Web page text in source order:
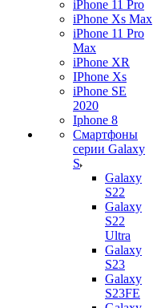
iPhone 11 Pro
iPhone Xs Max
iPhone 11 Pro
Max
iPhone XR
IPhone Xs
iPhone SE
2020
Iphone 8
Смартфоны
серии Galaxy
S
Galaxy
S22
Galaxy
S22
Ultra
Galaxy
S23
Galaxy
S23FE